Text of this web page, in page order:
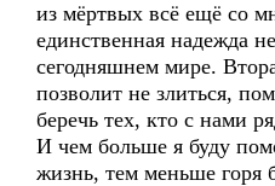
из мёртвых всё ещё со
единственная надежда
сегодняшнем мире.
позволит не злиться,
беречь тех, кто с нами
И чем больше я буду
жизнь, тем меньше горя